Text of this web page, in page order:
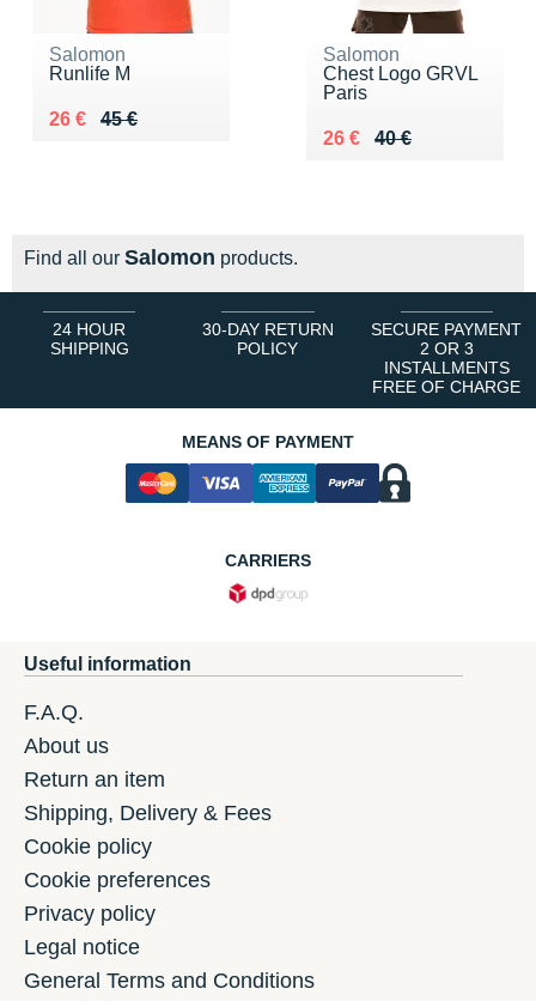
Salomon
Runlife M
45 €
Au lieu de 45 €
26 €
Vendu 26 €
Salomon
Chest Logo GRVL
Paris
40 €
Au lieu de 40 €
26 €
Vendu 26 €
Find all our Salomon products.
24 HOUR
SHIPPING
30-DAY RETURN
POLICY
SECURE PAYMENT
2 OR 3
INSTALLMENTS
FREE OF CHARGE
MEANS OF PAYMENT
CARRIERS
Useful information
F.A.Q.
About us
Return an item
Shipping, Delivery & Fees
Cookie policy
Cookie preferences
Privacy policy
Legal notice
General Terms and Conditions